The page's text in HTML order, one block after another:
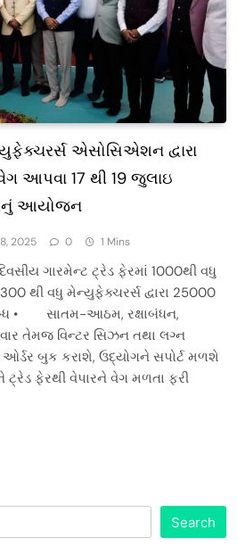
એસોસિએશન દ્વારા
આપવા 17 થી 19 જુલાઇ
આયોજન
2025 0 1 Mins
ગારમેન્ટ ટ્રેડ ફેરમાં 1000થી વધુ
થી વધુ મેન્યુફેક્ચરર્સ દ્વારા 25000
• સાતમ-આઠમ, રક્ષાબંધન,
તેમજ વિન્ટર સિઝન તથા લગ્ન
બુક કરાશે, ઉદ્યોગને સપોર્ટ મળશે
ફેરથી વેપારને વેગ મળતા ફરી
Search